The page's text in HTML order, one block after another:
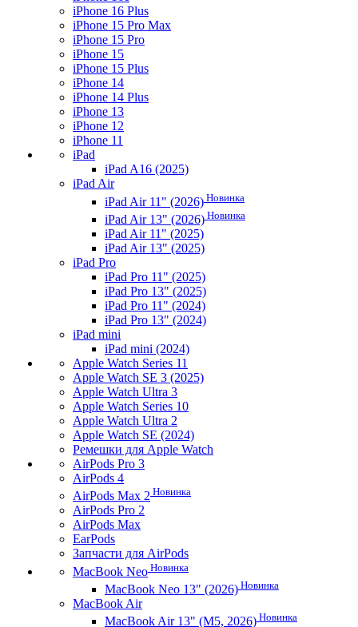
iPhone 16 Plus
iPhone 15 Pro Max
iPhone 15 Pro
iPhone 15
iPhone 15 Plus
iPhone 14
iPhone 14 Plus
iPhone 13
iPhone 12
iPhone 11
iPad
iPad A16 (2025)
iPad Air
iPad Air 11" (2026) Новинка
iPad Air 13" (2026) Новинка
iPad Air 11" (2025)
iPad Air 13" (2025)
iPad Pro
iPad Pro 11" (2025)
iPad Pro 13" (2025)
iPad Pro 11" (2024)
iPad Pro 13" (2024)
iPad mini
iPad mini (2024)
Apple Watch Series 11
Apple Watch SE 3 (2025)
Apple Watch Ultra 3
Apple Watch Series 10
Apple Watch Ultra 2
Apple Watch SE (2024)
Ремешки для Apple Watch
AirPods Pro 3
AirPods 4
AirPods Max 2 Новинка
AirPods Pro 2
AirPods Max
EarPods
Запчасти для AirPods
MacBook Neo Новинка
MacBook Neo 13" (2026) Новинка
MacBook Air
MacBook Air 13" (M5, 2026) Новинка